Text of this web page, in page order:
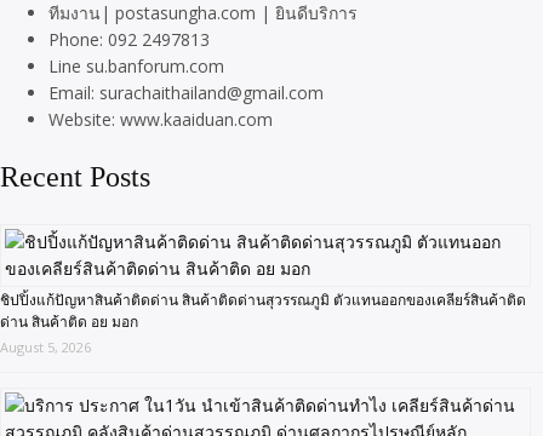
ทีมงาน| postasungha.com | ยินดีบริการ
Phone: 092 2497813
Line su.banforum.com
Email: surachaithailand@gmail.com
Website: www.kaaiduan.com
Recent Posts
ชิปปิ้งแก้ปัญหาสินค้าติดด่าน สินค้าติดด่านสุวรรณภูมิ ตัวแทนออกของเคลียร์สินค้าติด
ด่าน สินค้าติด อย มอก
August 5, 2026